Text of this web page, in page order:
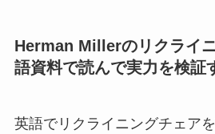
Herman Millerのリクライ
語資料で読んで実力を検証
英語でリクライニングチェア